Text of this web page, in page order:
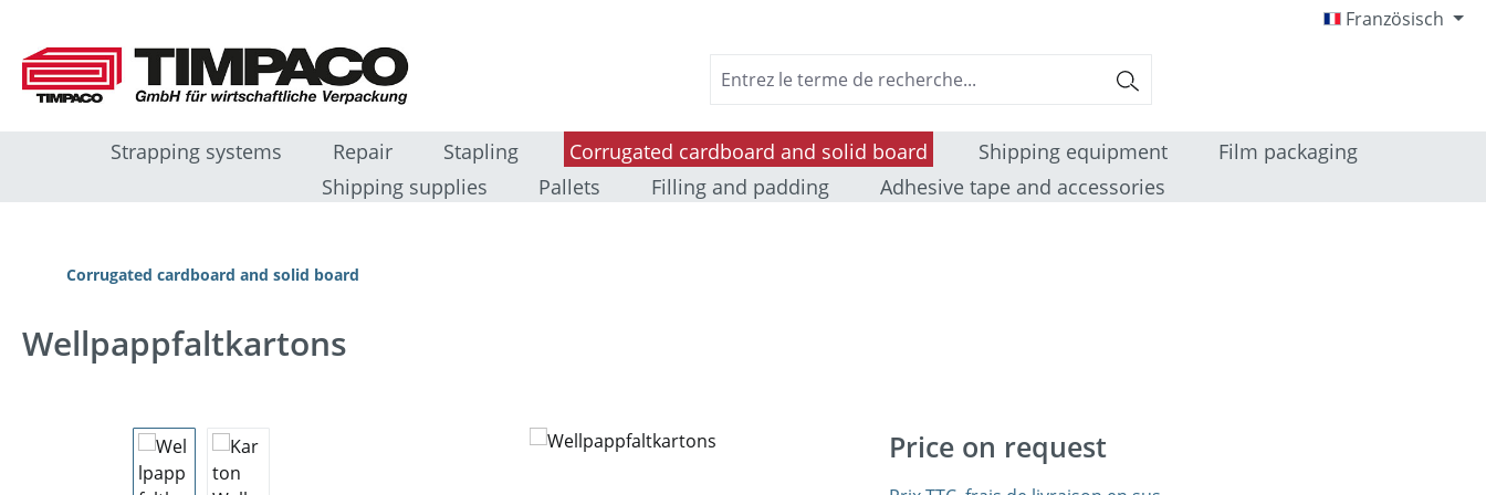
Französisch
Strapping systems Repair Stapling Corrugated cardboard and solid board Shipping equipment
Film packaging
Shipping supplies
Pallets Filling and padding Adhesive tape and accessories
Corrugated cardboard and solid board
Wellpappfaltkartons
Ignorer la galerie d'images Price on request